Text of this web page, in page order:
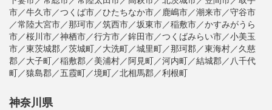
市／牛久市／つくば市／ひたちなか市／鹿嶋市／潮来市／守谷市
／常陸大宮市／那珂市／筑西市／坂東市／稲敷市／かすみがうら
市／桜川市／神栖市／行方市／鉾田市／つくばみらい市／小美玉
市／東茨城郡／茨城町／大洗町／城里町／那珂郡／東海村／久慈
郡／大子町／稲敷郡／美浦村／阿見町／河内町／結城郡／八千代
町／猿島郡／五霞町／境町／北相馬郡／利根町
神奈川県